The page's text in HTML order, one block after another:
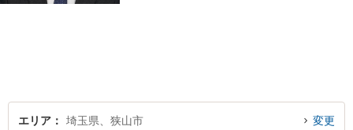
エリア 埼玉県、狭山市 変更